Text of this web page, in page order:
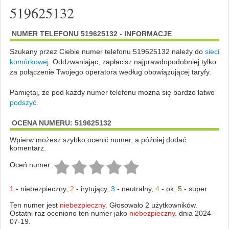
519625132
NUMER TELEFONU 519625132 - INFORMACJE
Szukany przez Ciebie numer telefonu 519625132 należy do sieci
komórkowej. Oddzwaniając, zapłacisz najprawdopodobniej tylko
za połączenie Twojego operatora według obowiązującej taryfy.
Pamiętaj, że pod każdy numer telefonu można się bardzo łatwo
podszyć.
OCENA NUMERU: 519625132
Wpierw możesz szybko ocenić numer, a później dodać
komentarz.
Oceń numer:
1 - niebezpieczny, 2 - irytujący, 3 - neutralny, 4- ok, 5- super
Ten numer jest niebezpieczny. Głosowało 2 użytkowników.
Ostatni raz oceniono ten numer jako niebezpieczny. dnia 2024-
07-19.